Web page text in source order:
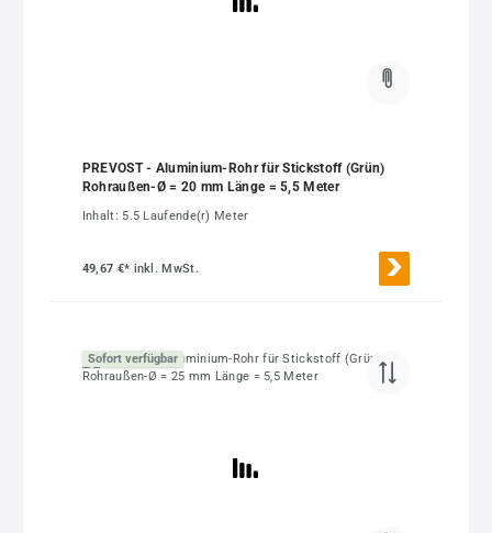
PREVOST - Aluminium-Rohr für Stickstoff (Grün)
Rohraußen-Ø = 20 mm Länge = 5,5 Meter
Inhalt: 5.5 Laufende(r) Meter
49,67 €* inkl. MwSt.
Sofort verfügbar